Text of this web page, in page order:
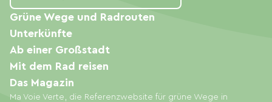
Ma Voie Verte, die Referenzwebsite für grüne Wege in
Grüne Wege und Radrouten
Unterkünfte
Ab einer Großstadt
Mit dem Rad reisen
Das Magazin